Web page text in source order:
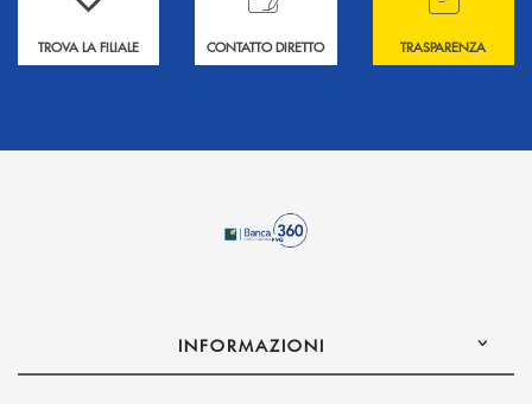
TROVA LA FILIALE CONTATTO DIRETTO TRASPARENZA
INFORMAZIONI